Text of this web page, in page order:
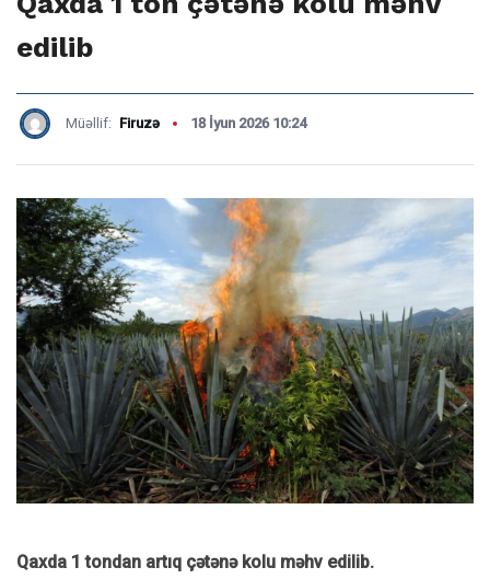
edilib
Müəllif: Firuzə 18 İyun 2026 10:24
Qaxda 1 tondan artıq çətənə kolu məhv edilib.